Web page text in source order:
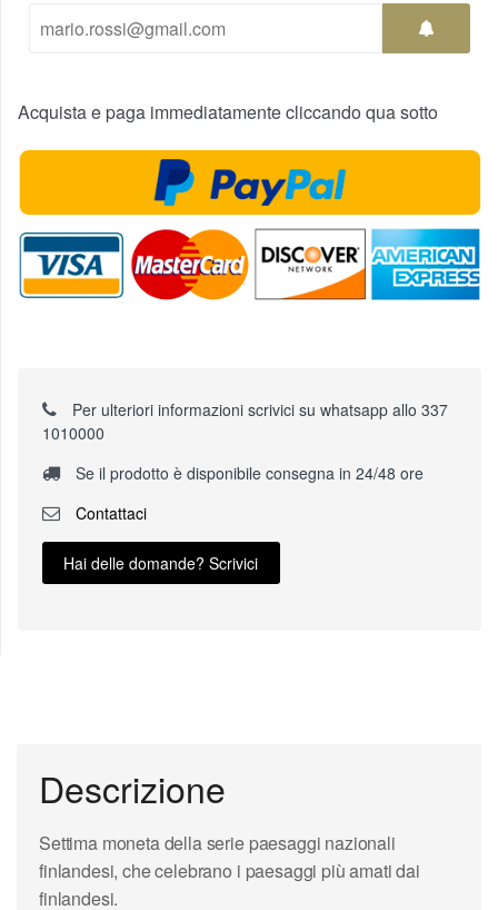
Acquista e paga immediatamente cliccando qua sotto
Per ulteriori informazioni scrivici su whatsapp allo 337
1010000
Se il prodotto è disponibile consegna in 24/48 ore
Contattaci
Hai delle domande? Scrivici
Descrizione
Settima moneta della serie paesaggi nazionali
finlandesi, che celebrano i paesaggi più amati dai
finlandesi.